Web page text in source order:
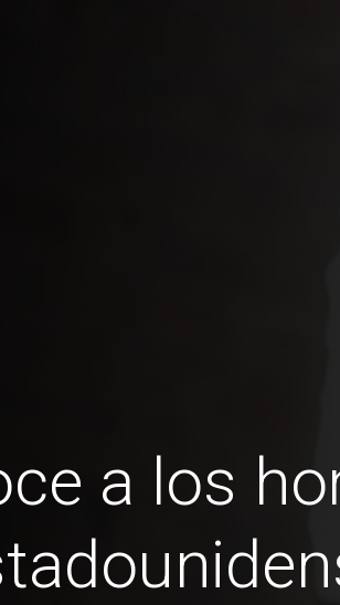
a los